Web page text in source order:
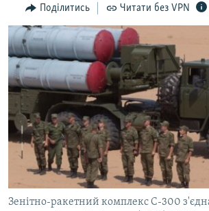
пошуку
ІНТЕРВ'Ю
ВСЕ ЗА ДЕНЬ
СПЕЦПРОЕКТИ
ДЕПОРТАЦІЯ
ВІДЕОУРОКИ «ELIFBE»
СВІДЧЕННЯ ОКУПАЦІЇ
УКРАЇНСЬКА ПРОБЛЕМА КРИМУ
ІНФОГРАФІКА
ЯК ОБІЙТИ БЛОКУВАННЯ
Русский
Qırımtatar
ДОЛУЧАЙСЯ!
Поділитись Читати без VPN
Зенітно-ракетний комплекс С-300